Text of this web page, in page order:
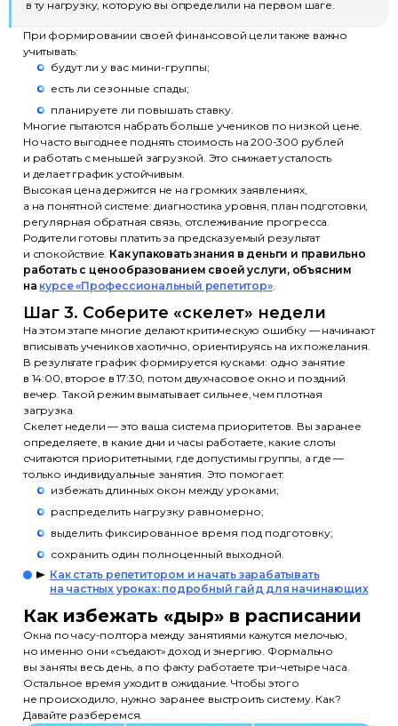
в ту нагрузку, которую вы определили на первом шаге.
При формировании своей финансовой цели также важно
учитывать:
будут ли у вас мини-группы;
есть ли сезонные спады;
планируете ли повышать ставку.
Многие пытаются набрать больше учеников по низкой цене.
Но часто выгоднее поднять стоимость на 200-300 рублей
и работать с меньшей загрузкой. Это снижает усталость
и делает график устойчивым.
Высокая цена держится не на громких заявлениях,
а на понятной системе: диагностика уровня, план подготовки,
регулярная обратная связь, отслеживание прогресса.
Родители готовы платить за предсказуемый результат
и спокойствие. Как упаковать знания в деньги и правильно
работать с ценообразованием своей услуги, объясним
на курсе «Профессиональный репетитор».
Шаг 3. Соберите «скелет» недели
На этом этапе многие делают критическую ошибку — начинают
вписывать учеников хаотично, ориентируясь на их пожелания.
В результате график формируется кусками: одно занятие
в 14:00, второе в 17:30, потом двухчасовое окно и поздний
вечер. Такой режим выматывает сильнее, чем плотная
загрузка.
Скелет недели — это ваша система приоритетов. Вы заранее
определяете, в какие дни и часы работаете, какие слоты
считаются приоритетными, где допустимы группы, а где —
только индивидуальные занятия. Это помогает:
избежать длинных окон между уроками;
распределить нагрузку равномерно;
выделить фиксированное время под подготовку;
сохранить один полноценный выходной.
Как стать репетитором и начать зарабатывать
на частных уроках: подробный гайд для начинающих
Как избежать «дыр» в расписании
Окна по часу-полтора между занятиями кажутся мелочью,
но именно они «съедают» доход и энергию. Формально
вы заняты весь день, а по факту работаете три-четыре часа.
Остальное время уходит в ожидание. Чтобы этого
не происходило, нужно заранее выстроить систему. Как?
Давайте разберемся.